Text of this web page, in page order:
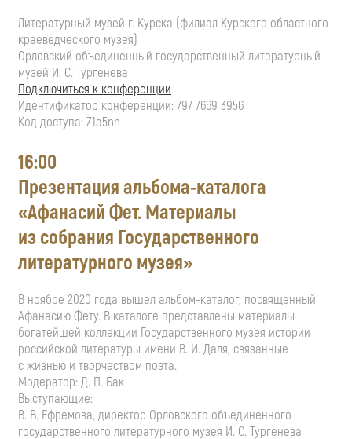
Литературный музей г. Курска (филиал Курского областного
краеведческого музея)
Орловский объединенный государственный литературный
музей И. С. Тургенева
Подключиться к конференции
Идентификатор конференции: 797 7669 3956
Код доступа: Z1a5nn
16:00
Презентацияальбома-каталога
«Афанасий Фет. Материалы
из собрания Государственного
литературного музея»
В ноябре 2020 года вышел альбом-каталог, посвященный
Афанасию Фету. В каталоге представлены материалы
богатейшей коллекции Государственного музея истории
российской литературы имени В. И. Даля, связанные
с жизнью и творчеством поэта.
Модератор: Д. П. Бак
Выступающие:
В. В. Ефремова, директор Орловского объединенного
государственного литературного музея И. С. Тургенева